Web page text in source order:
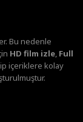
Bu nedenle
HD film izle, Full
içeriklere kolay